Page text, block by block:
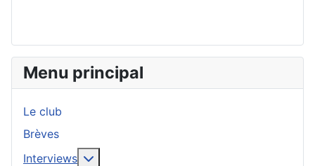
Menu principal
Le club
Brèves
Interviews